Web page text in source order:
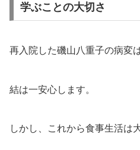
学ぶことの大切さ
再入院した磯山八重子の病変
結は一安心します。
しかし、これから食事生活は